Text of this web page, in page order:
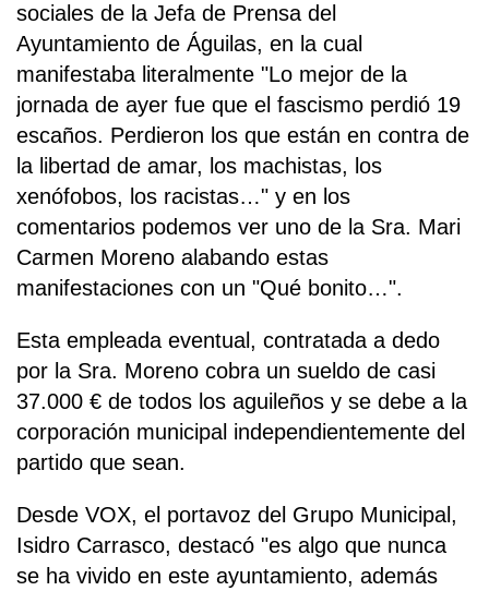
sociales de la Jefa de Prensa del
Ayuntamiento de Águilas, en la cual
manifestaba literalmente "Lo mejor de la
jornada de ayer fue que el fascismo perdió 19
escaños. Perdieron los que están en contra de
la libertad de amar, los machistas, los
xenófobos, los racistas…" y en los
comentarios podemos ver uno de la Sra. Mari
Carmen Moreno alabando estas
manifestaciones con un "Qué bonito…".
Esta empleada eventual, contratada a dedo
por la Sra. Moreno cobra un sueldo de casi
37.000 € de todos los aguileños y se debe a la
corporación municipal independientemente del
partido que sean.
Desde VOX, el portavoz del Grupo Municipal,
Isidro Carrasco, destacó "es algo que nunca
se ha vivido en este ayuntamiento, además